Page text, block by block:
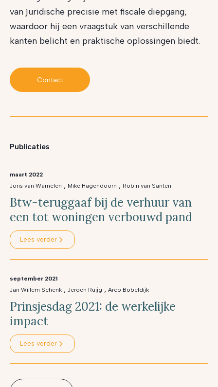
van juridische precisie met fiscale diepgang,
waardoor hij een vraagstuk van verschillende
kanten belicht en praktische oplossingen biedt.
Contact
Publicaties
maart 2022
Joris van Wamelen , Mike Hagendoorn , Robin van Santen
Btw-teruggaaf bij de verhuur van
een tot woningen verbouwd pand
Lees verder
september 2021
Jan Willem Schenk , Jeroen Ruijg , Arco Bobeldijk
Prinsjesdag 2021: de werkelijke
impact
Lees verder